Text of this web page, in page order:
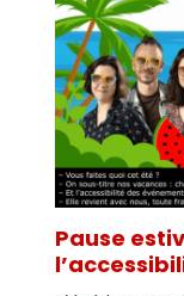
Pause